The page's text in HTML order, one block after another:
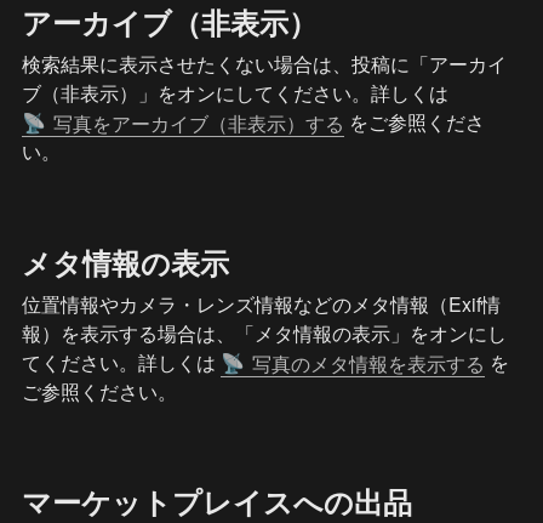
アーカイブ（非表示）
検索結果に表示させたくない場合は、投稿に「アーカイ
ブ（非表示）」をオンにしてください。詳しくは
📡 写真をアーカイブ（非表示）する をご参照くださ
い。
メタ情報の表示
位置情報やカメラ・レンズ情報などのメタ情報（Exif情
報）を表示する場合は、「メタ情報の表示」をオンにし
てください。詳しくは 📡 写真のメタ情報を表示する を
ご参照ください。
マーケットプレイスへの出品